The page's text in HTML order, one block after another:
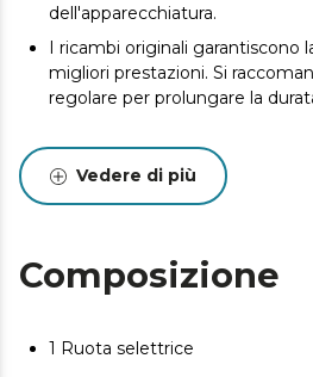
dell'apparecchiatura.
I ricambi originali garantiscono
migliori prestazioni. Si
regolare per prolungare la
Vedere di più
Composizione
1 Ruota selettrice